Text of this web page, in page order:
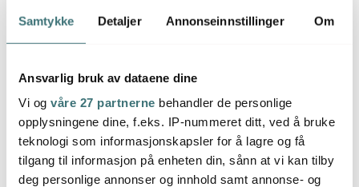
Samtykke Detaljer Annonseinnstillinger Om
Ansvarlig bruk av dataene dine
Vi og våre 27 partnerne behandler de personlige
opplysningene dine, f.eks. IP-nummeret ditt, ved å bruke
teknologi som informasjonskapsler for å lagre og få
tilgang til informasjon på enheten din, sånn at vi kan tilby
deg personlige annonser og innhold samt annonse- og
Eva Solo
Green tools kjøkkenvekt
549 kr
Eva Solo
Green tools visp
299 kr